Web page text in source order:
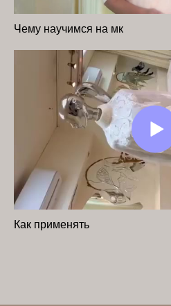
Чему научимся на мк
Как применять